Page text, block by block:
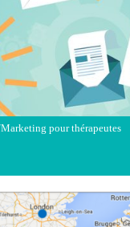
pour thérapeutes